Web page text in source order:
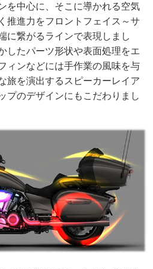
を中心に、そこに導かれる空気
推進力をフロントフェイス～サ
に繋がるラインで表現しまし
したパーツ形状や表面処理をエ
ィンなどには手作業の風味を与
旅を演出するスピーカーレイア
プのデザインにもこだわりまし